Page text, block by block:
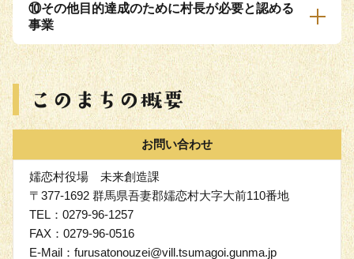
⑩その他目的達成のために村長が必要と認める
事業
お問い合わせ
嬬恋村役場 未来創造課
〒377-1692 群馬県吾妻郡嬬恋村大字大前110番地
TEL：0279-96-1257
FAX：0279-96-0516
E-Mail：furusatonouzei@vill.tsumagoi.gunma.jp